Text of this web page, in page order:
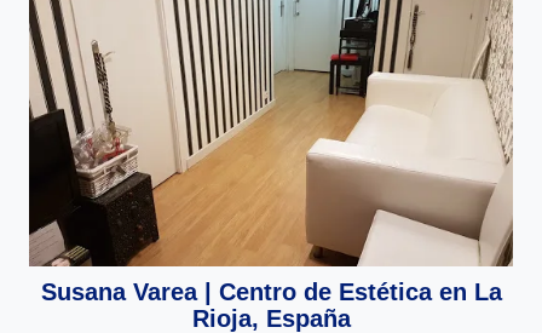
Susana Varea | Centro de Estética en La
Rioja, España